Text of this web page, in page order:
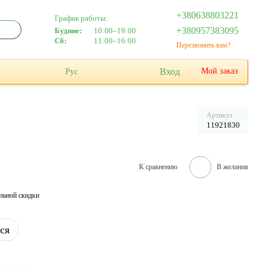
График работы:
Будние:
10:00–19:00
Сб:
11:00–16:00
+380638803221
+380957383095
Перезвонить вам?
Рус Вход Мой заказ
Артикул
11921830
К сравнению В желания
скидки